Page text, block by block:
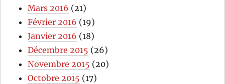
Mars 2016 (21)
Février 2016 (19)
Janvier 2016 (18)
Décembre 2015 (26)
Novembre 2015 (20)
Octobre 2015 (17)